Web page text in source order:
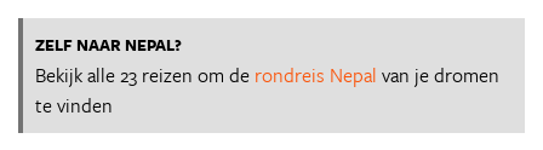
ZELF NAAR NEPAL?
Bekijk alle 23 reizen om de rondreis Nepal van je dromen
te vinden